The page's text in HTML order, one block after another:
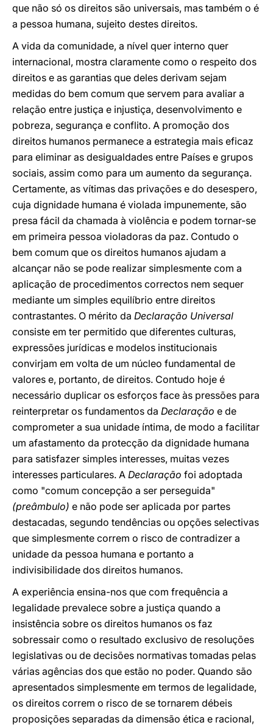
que não só os direitos são universais, mas também o é
a pessoa humana, sujeito destes direitos.
A vida da comunidade, a nível quer interno quer
internacional, mostra claramente como o respeito dos
direitos e as garantias que deles derivam sejam
medidas do bem comum que servem para avaliar a
relação entre justiça e injustiça, desenvolvimento e
pobreza, segurança e conflito. A promoção dos
direitos humanos permanece a estrategia mais eficaz
para eliminar as desigualdades entre Países e grupos
sociais, assim como para um aumento da segurança.
Certamente, as vítimas das privações e do desespero,
cuja dignidade humana é violada impunemente, são
presa fácil da chamada à violência e podem tornar-se
em primeira pessoa violadoras da paz. Contudo o
bem comum que os direitos humanos ajudam a
alcançar não se pode realizar simplesmente com a
aplicação de procedimentos correctos nem sequer
mediante um simples equilíbrio entre direitos
contrastantes. O mérito da Declaração Universal
consiste em ter permitido que diferentes culturas,
expressões jurídicas e modelos institucionais
convirjam em volta de um núcleo fundamental de
valores e, portanto, de direitos. Contudo hoje é
necessário duplicar os esforços face às pressões para
reinterpretar os fundamentos da Declaração e de
comprometer a sua unidade íntima, de modo a facilitar
um afastamento da protecção da dignidade humana
para satisfazer simples interesses, muitas vezes
interesses particulares. A Declaração foi adoptada
como "comum concepção a ser perseguida"
(preâmbulo) e não pode ser aplicada por partes
destacadas, segundo tendências ou opções selectivas
que simplesmente correm o risco de contradizer a
unidade da pessoa humana e portanto a
indivisibilidade dos direitos humanos.
A experiência ensina-nos que com frequência a
legalidade prevalece sobre a justiça quando a
insistência sobre os direitos humanos os faz
sobressair como o resultado exclusivo de resoluções
legislativas ou de decisões normativas tomadas pelas
várias agências dos que estão no poder. Quando são
apresentados simplesmente em termos de legalidade,
os direitos correm o risco de se tornarem débeis
proposições separadas da dimensão ética e racional,